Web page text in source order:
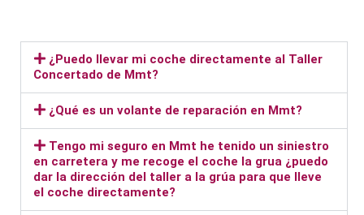
¿Puedo llevar mi coche directamente al Taller
Concertado de Mmt?
¿Qué es un volante de reparación en Mmt?
Tengo mi seguro en Mmt he tenido un siniestro
en carretera y me recoge el coche la grua ¿puedo
dar la dirección del taller a la grúa para que lleve
el coche directamente?